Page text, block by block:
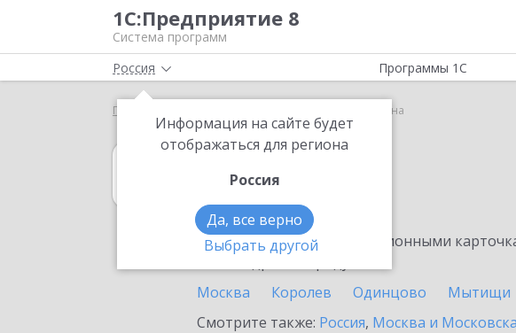
1С:Предприятие 8
Система программ
Россия
Информация на сайте будет
отображаться для региона
Россия
Да, все верно
Выбрать другой
Программы 1С
Главная Коломна
1С:Гаражи
в Коломне
Ознакомьтесь с информационными
Москва
Королев Одинцово Мытищи
Смотрите также: Россия, Москва и